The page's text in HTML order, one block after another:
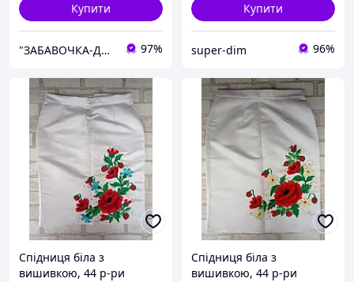
Купити
"ЗАБАВОЧКА-ДЕКОР" магазин, творча майстерня 97%
Купити
super-dim 96%
Спідниця біла з
вишивкою, 44 р-ри
Спідниця біла з
вишивкою, 44 р-ри